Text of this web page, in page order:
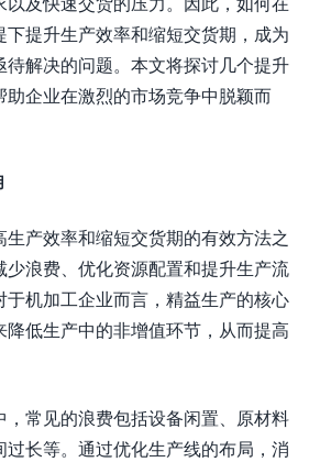
下提升生产效率和缩短交货期，成为
待解决的问题。本文将探讨几个提升
助企业在激烈的市场竞争中脱颖而
生产效率和缩短交货期的有效方法之
少浪费、优化资源配置和提升生产流
于机加工企业而言，精益生产的核心
降低生产中的非增值环节，从而提高
，常见的浪费包括设备闲置、原材料
过长等。通过优化生产线的布局，消